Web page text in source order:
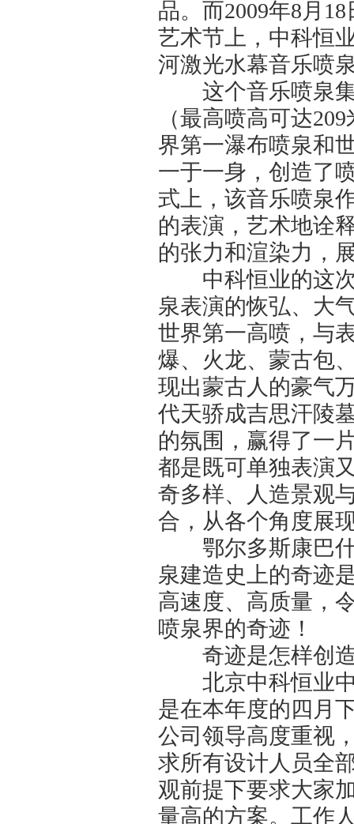
品。而2009年8月
艺术节上，中科恒
河激光水幕音乐喷
这个音乐喷泉集
（最高喷高可达
界第一瀑布喷泉和
一于一身，创造了
式上，该音乐喷泉
的表演，艺术地诠
的张力和渲染力，
中科恒业的这次
泉表演的恢弘、大
世界第一高喷，与
爆、火龙、蒙古包
现出蒙古人的豪气
代天骄成吉思汗陵
的氛围，赢得了一
都是既可单独表演
奇多样、人造景观
合，从各个角度展
鄂尔多斯康巴什
泉建造史上的奇迹
高速度、高质量，
喷泉界的奇迹！
奇迹是怎样创造
北京中科恒业中
是在本年度的四月
公司领导高度重视
求所有设计人员全
观前提下要求大家
量高的方案。工作